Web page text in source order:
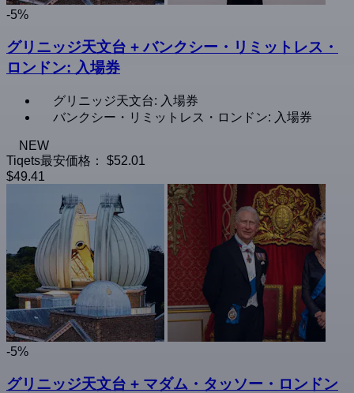
-5%
グリニッジ天文台 + バンクシー・リミットレス・
ロンドン: 入場券
グリニッジ天文台: 入場券
バンクシー・リミットレス・ロンドン: 入場券
NEW
Tiqets最安価格：
$52.01
$49.41
-5%
グリニッジ天文台 + マダム・タッソー・ロンドン